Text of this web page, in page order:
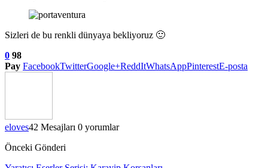
Sizleri de bu renkli dünyaya bekliyoruz 🙂
0 98
Pay FacebookTwitterGoogle+ReddItWhatsAppPinterestE-posta
eloves42 Mesajları 0 yorumlar
Önceki Gönderi